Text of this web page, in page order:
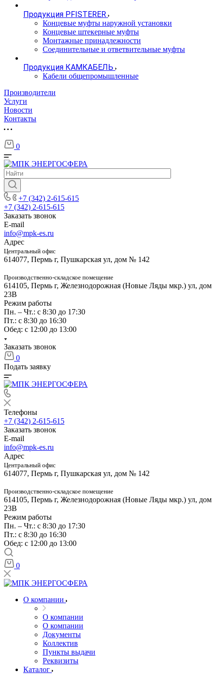
Продукция PFISTERER
Концевые муфты наружной установки
Концевые штекерные муфты
Монтажные принадлежности
Соединительные и ответвительные муфты
Продукция КАМКАБЕЛЬ
Кабели общепромышленные
Производители
Услуги
Новости
Контакты
0
+7 (342) 2-615-615
+7 (342) 2-615-615
Заказать звонок
E-mail
info@mpk-es.ru
Адрес
Центральный офис
614077, Пермь г, Пушкарская ул, дом № 142
Производственно-складское помещение
614105, Пермь г, Железнодорожная (Новые Ляды мкр.) ул, дом
23В
Режим работы
Пн. – Чт.: с 8:30 до 17:30
Пт.: с 8:30 до 16:30
Обед: с 12:00 до 13:00
Заказать звонок
0
Подать заявку
Телефоны
+7 (342) 2-615-615
Заказать звонок
E-mail
info@mpk-es.ru
Адрес
Центральный офис
614077, Пермь г, Пушкарская ул, дом № 142
Производственно-складское помещение
614105, Пермь г, Железнодорожная (Новые Ляды мкр.) ул, дом
23В
Режим работы
Пн. – Чт.: с 8:30 до 17:30
Пт.: с 8:30 до 16:30
Обед: с 12:00 до 13:00
0
О компании
О компании
О компании
Документы
Коллектив
Пункты выдачи
Реквизиты
Каталог